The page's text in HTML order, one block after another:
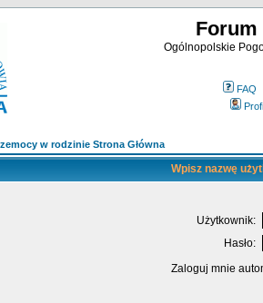
Forum
Ogólnopolskie
FAQ
w rodzinie Strona Główna
Wpisz nazwę
Użytkownik:
Hasło:
Zaloguj mnie